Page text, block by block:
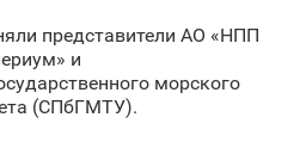
представители АО «НПП
и
морского
(СПбГМТУ).